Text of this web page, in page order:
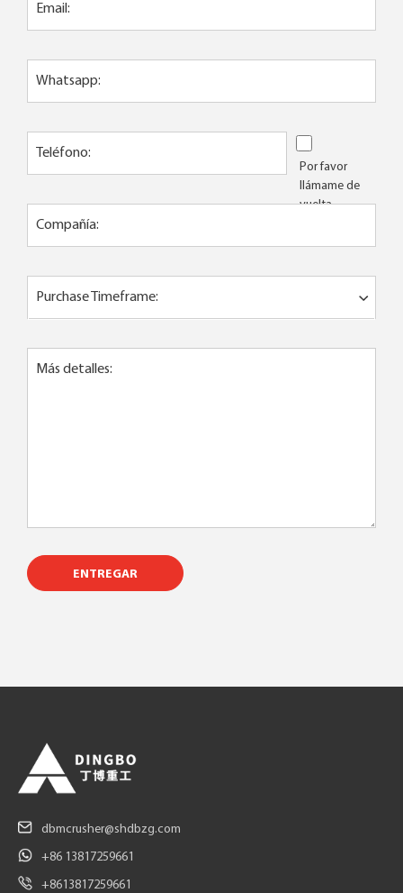
Email:
Whatsapp:
Teléfono:
Por favor
llámame de
vuelta
Compañía:
Purchase Timeframe:
Más detalles:
ENTREGAR
dbmcrusher@shdbzg.com
+86 13817259661
+8613817259661